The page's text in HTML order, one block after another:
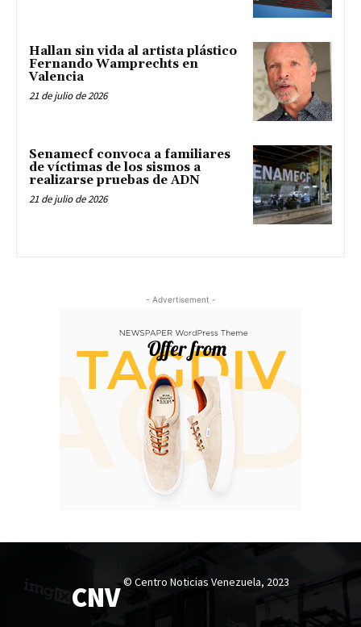
Hallan sin vida al artista plástico
Fernando Wamprechts en
Valencia
21 de julio de 2026
Senamecf convoca a familiares
de víctimas de los sismos a
realizarse pruebas de ADN
21 de julio de 2026
- Advertisement -
CNV © Centro Noticias Venezuela, 2023